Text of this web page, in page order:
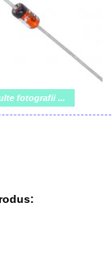
fotografii ...